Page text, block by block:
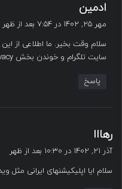
ادمین
ف
:
مهر ۲۵, ۱۴۰۲ در ۷:۵۴ بعد از ظهر
سلام وقت بخیر. ما اطلاعی از
سایت تلگرام و خوندن بخش Privacy متوجه این موضوع بشید.
پاسخ
رهااا
:
آذر ۲۱, ۱۴۰۲ در ۱۰:۳۰ بعد از ظهر
سلام ایا اپلیکیشنهای ایرانی